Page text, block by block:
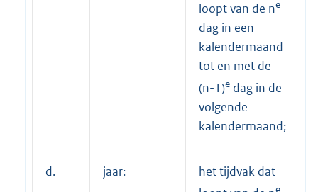
loopt van de ne
dag in een
kalendermaand
tot en met de
(n-1)e dag in de
volgende
kalendermaand;
d. jaar:
het tijdvak dat
e